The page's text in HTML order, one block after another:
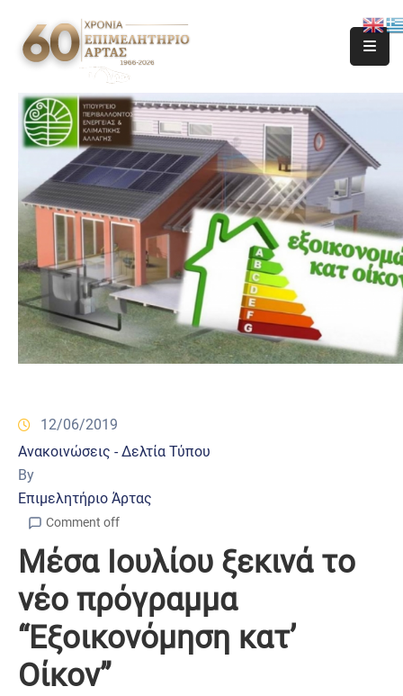
12/06/2019
Ανακοινώσεις - Δελτία Τύπου
By
Επιμελητήριο Άρτας
Comment off
Μέσα Ιουλίου ξεκινά το
νέο πρόγραμμα
“Εξοικονόμηση κατ’
Οίκον”